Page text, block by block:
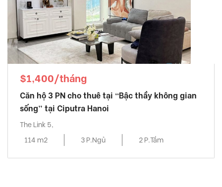
$1,400/tháng
Căn hộ 3 PN cho thuê tại “Bậc thầy không gian
sống” tại Ciputra Hanoi
The Link 5,
114 m2
3 P.Ngủ 2 P.Tắm